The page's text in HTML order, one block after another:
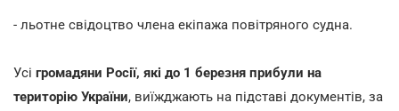
- льотне свідоцтво члена екіпажа повітряного судна.
Усі громадяни Росії, які до 1 березня прибули на
територію України, виїжджають на підставі документів, за